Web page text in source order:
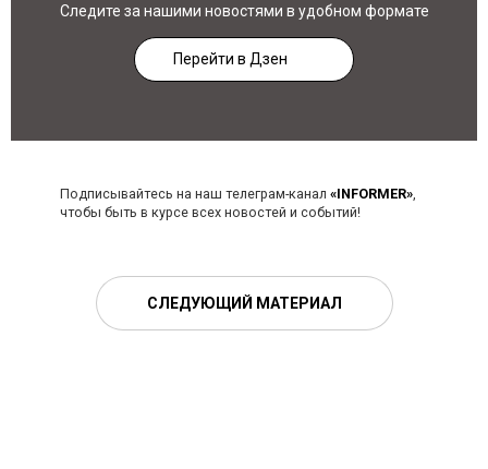
Следите за нашими новостями в удобном формате
Перейти в Дзен
Подписывайтесь на наш телеграм-канал «INFORMER»,
чтобы быть в курсе всех новостей и событий!
СЛЕДУЮЩИЙ МАТЕРИАЛ